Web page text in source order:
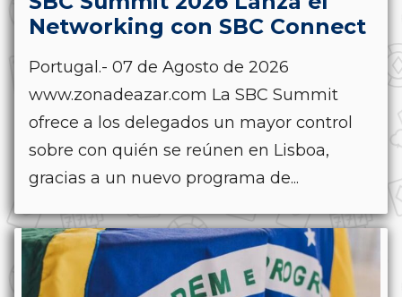
Networking con SBC Connect
Portugal.- 07 de Agosto de 2026
www.zonadeazar.com La SBC Summit
ofrece a los delegados un mayor control
sobre con quién se reúnen en Lisboa,
gracias a un nuevo programa de...